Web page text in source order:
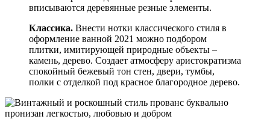
вписываются деревянные резные элементы.
Классика. Внести нотки классического стиля в
оформление ванной 2021 можно подбором
плитки, имитирующей природные объекты –
камень, дерево. Создает атмосферу аристократизма
спокойный бежевый тон стен, двери, тумбы,
полки с отделкой под красное благородное дерево.